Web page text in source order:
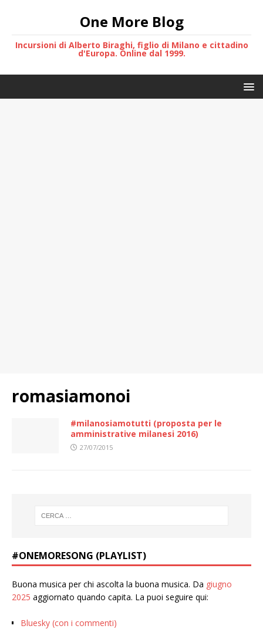
One More Blog
Incursioni di Alberto Biraghi, figlio di Milano e cittadino
d'Europa. Online dal 1999.
romasiamonoi
#milanosiamotutti (proposta per le
amministrative milanesi 2016)
27/07/2015
#ONEMORESONG (PLAYLIST)
Buona musica per chi ascolta la buona musica. Da giugno
2025 aggiornato quando capita. La puoi seguire qui:
Bluesky (con i commenti)